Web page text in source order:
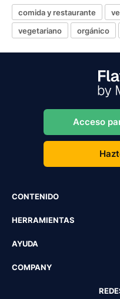
comida y restaurante
vegetariano
orgánico
Acceso
CONTENIDO
HERRAMIENTAS
AYUDA
COMPANY